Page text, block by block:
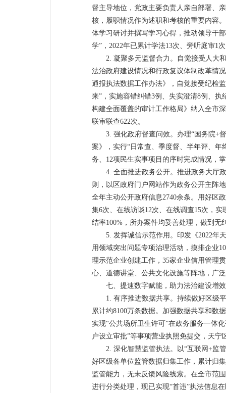
督主导地位，党政主要负责人亲自部署、
核，履职情况作为述职和考核的重要内容
体学习研讨并撰写学习心得，推动领导干
学”，2022年已累计学法13次、旁听庭审1
2. 凝聚多元监督合力。自觉接受人大
法治政府建设情况和行政复议体制改革情
通报执法数据工作办法》，自觉接受纪检
来”，实施容错纠错3例、失实澄清8例、
构建全面覆盖的审计工作格局》纳入全市
联审联查622次。
3. 强化政府督查问效。办理“国务院+
案》，实行“日常查、季度督、半年评、
务、12项民生实事项目的序时完成情况，
4. 全面推进政务公开。推进政务大厅
则，以区政府门户网站作为政务公开主阵
全年主动公开政府信息2740余条。用好区
集6次、在线访谈12次、在线调查15次，
结率100%，所办案件均妥善处理，做到无
5. 发挥诚信示范作用。印发《2022年
用领域突出问题专项治理活动，摸排企业
理示范企业创建工作，35家企业信用管理
心、道德讲堂、公共文化设施等阵地，广
七、提速数字赋能，助力法治建设增效
1. 有序推进数据共享。持续做好区级
累计约8100万条数据。加强数据共享和数
实现“公共场所卫生许可”在政务服务一体
户设立审批”等事项营业执照免提交，天
2. 深化智慧监管执法。以“互联网+监
好区级各单位监管数据归集工作，累计归
监管能力，无未反馈风险线索。在全市范
进行分类处理，现已实现“首违”执法信息